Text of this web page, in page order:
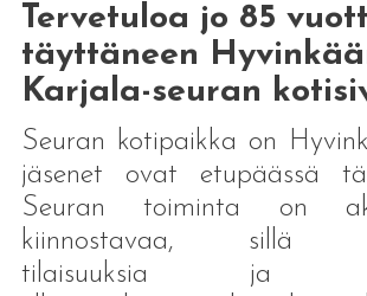
Tervetuloa jo 85
täyttäneen
Karjala-seuran
Seuran kotipaikka on
jäsenet ovat etupäässä
Seuran toiminta on
kiinnostavaa, sillä
tilaisuuksia ja